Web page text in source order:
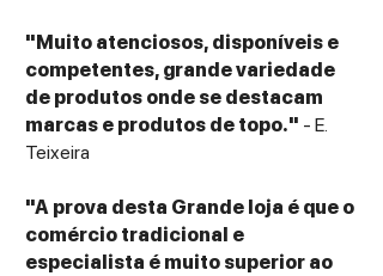
"Muito atenciosos, disponíveis e
competentes, grande variedade
de produtos onde se destacam
marcas e produtos de topo." - E.
Teixeira
"A prova desta Grande loja é que o
comércio tradicional e
especialista é muito superior ao